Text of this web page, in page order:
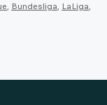
, Bundesliga, LaLiga,